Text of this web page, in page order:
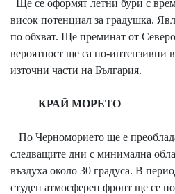
Ще се оформят летни бури с
висок потенциал за градушка.
по обхват. Ще преминат от
вероятност ще са по-интензивни
източни части на България.
КРАЙ МОРЕТО
По Черноморието ще е
следващите дни с минимална
въздуха около 30 градуса. В
студен атмосферен фронт ще се